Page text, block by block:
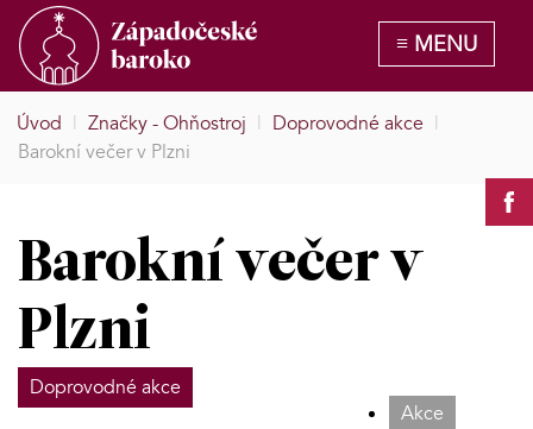
Úvod | Značky - Ohňostroj | Doprovodné akce |
Barokní večer v Plzni
Barokní večer v
Plzni
Doprovodné akce
Akce